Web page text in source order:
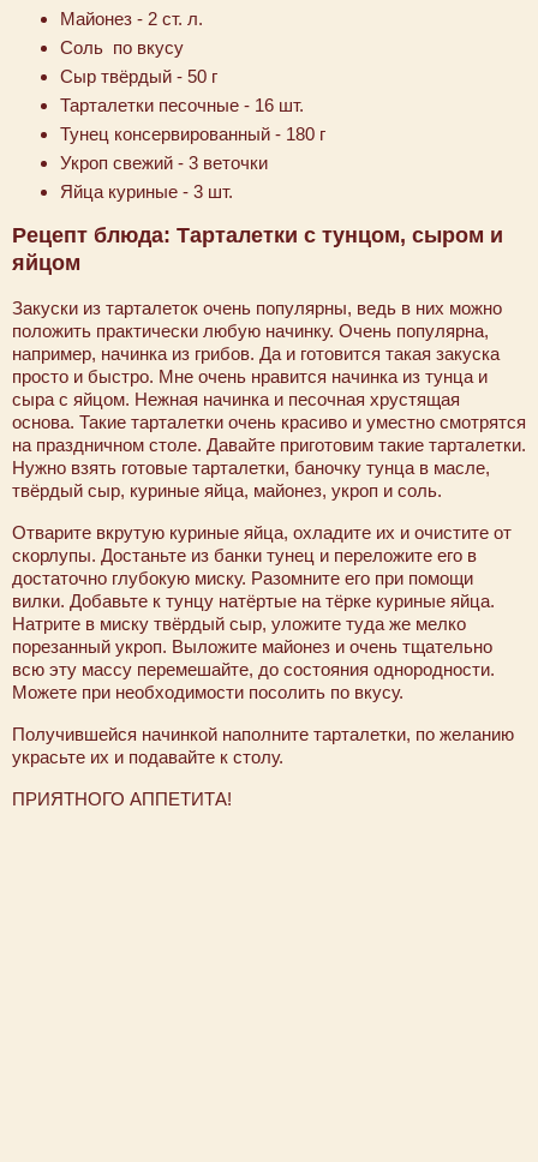
Майонез - 2 ст. л.
Соль по вкусу
Сыр твёрдый - 50 г
Тарталетки песочные - 16 шт.
Тунец консервированный - 180 г
Укроп свежий - 3 веточки
Яйца куриные - 3 шт.
Рецепт блюда: Тарталетки с тунцом, сыром и
яйцом
Закуски из тарталеток очень популярны, ведь в них можно
положить практически любую начинку. Очень популярна,
например, начинка из грибов. Да и готовится такая закуска
просто и быстро. Мне очень нравится начинка из тунца и
сыра с яйцом. Нежная начинка и песочная хрустящая
основа. Такие тарталетки очень красиво и уместно смотрятся
на праздничном столе. Давайте приготовим такие тарталетки.
Нужно взять готовые тарталетки, баночку тунца в масле,
твёрдый сыр, куриные яйца, майонез, укроп и соль.
Отварите вкрутую куриные яйца, охладите их и очистите от
скорлупы. Достаньте из банки тунец и переложите его в
достаточно глубокую миску. Разомните его при помощи
вилки. Добавьте к тунцу натёртые на тёрке куриные яйца.
Натрите в миску твёрдый сыр, уложите туда же мелко
порезанный укроп. Выложите майонез и очень тщательно
всю эту массу перемешайте, до состояния однородности.
Можете при необходимости посолить по вкусу.
Получившейся начинкой наполните тарталетки, по желанию
украсьте их и подавайте к столу.
ПРИЯТНОГО АППЕТИТА!